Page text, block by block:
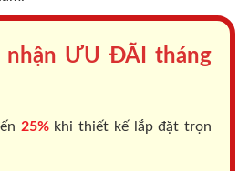
nhận ƯU ĐÃI tháng
25%khi thiết kế lắp đặt trọn